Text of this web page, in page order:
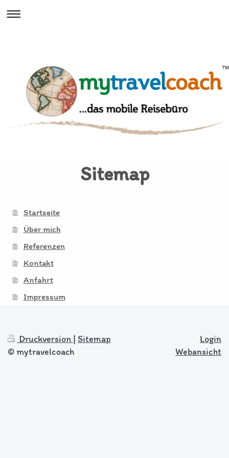
Sitemap
Startseite
Über mich
Referenzen
Kontakt
Anfahrt
Impressum
Druckversion | Sitemap
© mytravelcoach
Login
Webansicht